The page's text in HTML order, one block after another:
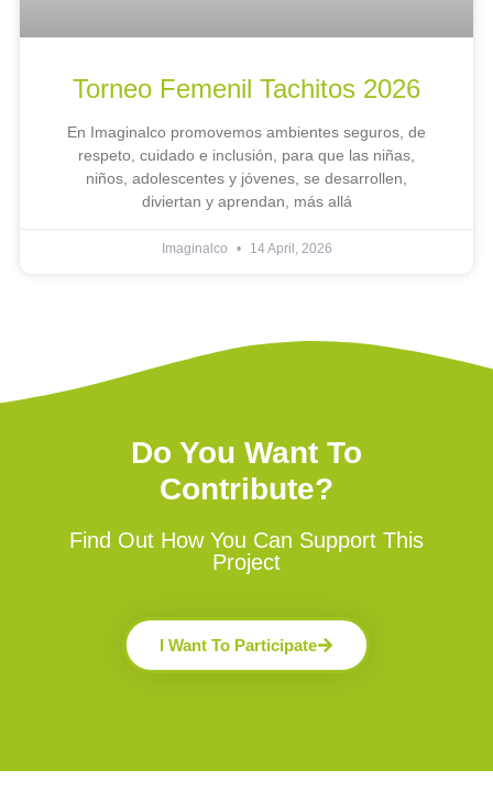
Torneo Femenil Tachitos 2026
En Imaginalco promovemos ambientes seguros, de
respeto, cuidado e inclusión, para que las niñas,
niños, adolescentes y jóvenes, se desarrollen,
diviertan y aprendan, más allá
Imaginalco 14 April, 2026
Do You Want To
Contribute?
Find Out How You Can Support This
Project
I Want To Participate